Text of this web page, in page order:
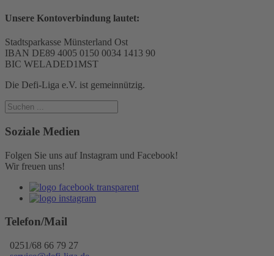
Unsere Kontoverbindung lautet:
Stadtsparkasse Münsterland Ost
IBAN DE89 4005 0150 0034 1413 90
BIC WELADED1MST
Die Defi-Liga e.V. ist gemeinnützig.
Soziale Medien
Folgen Sie uns auf Instagram und Facebook!
Wir freuen uns!
Telefon/Mail
0251/68 66 79 27